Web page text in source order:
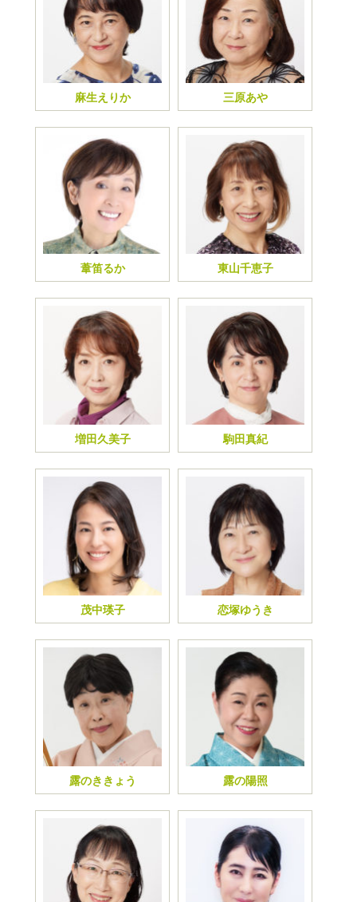
麻生えりか 三原あや
葦笛るか 東山千恵子
増田久美子 駒田真紀
茂中瑛子 恋塚ゆうき
露のききょう 露の陽照